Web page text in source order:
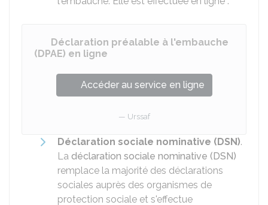
Déclaration préalable à l'embauche
(DPAE) en ligne
Accéder au service en ligne
Urssaf
Déclaration sociale nominative (DSN).
La déclaration sociale nominative (DSN)
remplace la majorité des déclarations
sociales auprès des organismes de
protection sociale et s'effectue